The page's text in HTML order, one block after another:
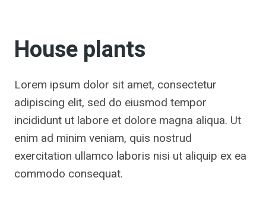
House plants
Lorem ipsum dolor sit amet, consectetur
adipiscing elit, sed do eiusmod tempor
incididunt ut labore et dolore magna aliqua. Ut
enim ad minim veniam, quis nostrud
exercitation ullamco laboris nisi ut aliquip ex ea
commodo consequat.